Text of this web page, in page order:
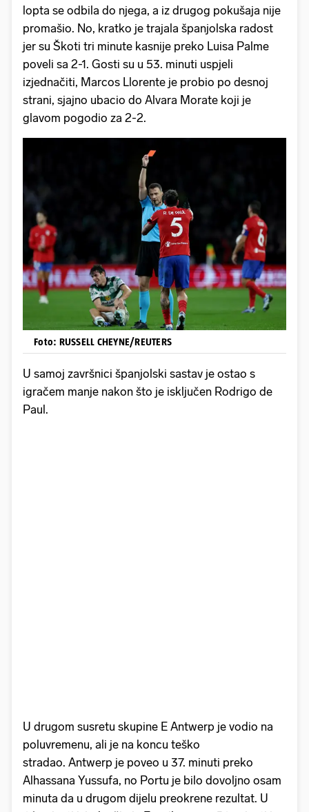
lopta se odbila do njega, a iz drugog pokušaja nije
promašio. No, kratko je trajala španjolska radost
jer su Škoti tri minute kasnije preko Luisa Palme
poveli sa 2-1. Gosti su u 53. minuti uspjeli
izjednačiti, Marcos Llorente je probio po desnoj
strani, sjajno ubacio do Alvara Morate koji je
glavom pogodio za 2-2.
Foto: RUSSELL CHEYNE/REUTERS
U samoj završnici španjolski sastav je ostao s
igračem manje nakon što je isključen Rodrigo de
Paul.
U drugom susretu skupine E Antwerp je vodio na
poluvremenu, ali je na koncu teško
stradao. Antwerp je poveo u 37. minuti preko
Alhassana Yussufa, no Portu je bilo dovoljno osam
minuta da u drugom dijelu preokrene rezultat. U